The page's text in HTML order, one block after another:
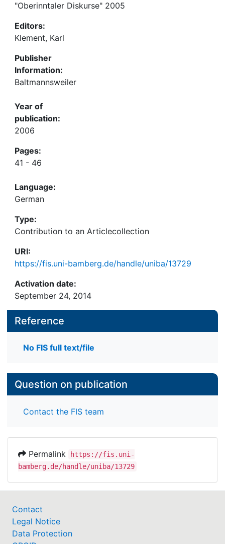
"Oberinntaler Diskurse" 2005
Editors:
Klement, Karl
Publisher
Information:
Baltmannsweiler
Year of
publication:
2006
Pages:
41 - 46
Language:
German
Type:
Contribution to an Articlecollection
URI:
https://fis.uni-bamberg.de/handle/uniba/13729
Activation date:
September 24, 2014
Reference
No FIS full text/file
Question on publication
Contact the FIS team
Permalink
https://fis.uni-
bamberg.de/handle/uniba/13729
Contact
Legal Notice
Data Protection